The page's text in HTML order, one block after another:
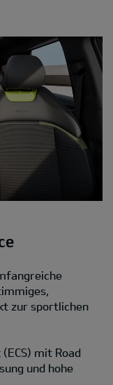
zur sportlichen
mit Road
und hohe